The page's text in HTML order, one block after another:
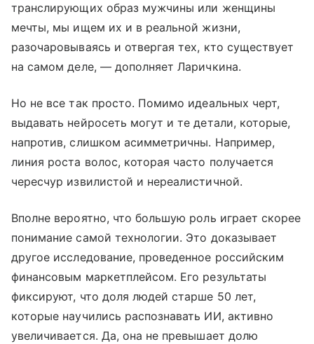
транслирующих образ мужчины или женщины
мечты, мы ищем их и в реальной жизни,
разочаровываясь и отвергая тех, кто существует
на самом деле, — дополняет Ларичкина.
Но не все так просто. Помимо идеальных черт,
выдавать нейросеть могут и те детали, которые,
напротив, слишком асимметричны. Например,
линия роста волос, которая часто получается
чересчур извилистой и нереалистичной.
Вполне вероятно, что большую роль играет скорее
понимание самой технологии. Это доказывает
другое исследование, проведенное российским
финансовым маркетплейсом. Его результаты
фиксируют, что доля людей старше 50 лет,
которые научились распознавать ИИ, активно
увеличивается. Да, она не превышает долю